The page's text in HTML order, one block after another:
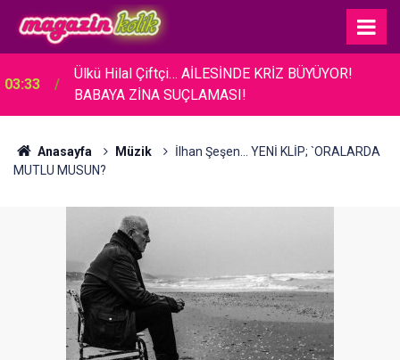
03:26 Acun Ilıcalı... BAKAN ERSOY'A TANITIM ZİYARETİ!
Anasayfa Müzik
İlhan Şeşen... YENİ KLİP; `ORALARDA
MUTLU MUSUN?